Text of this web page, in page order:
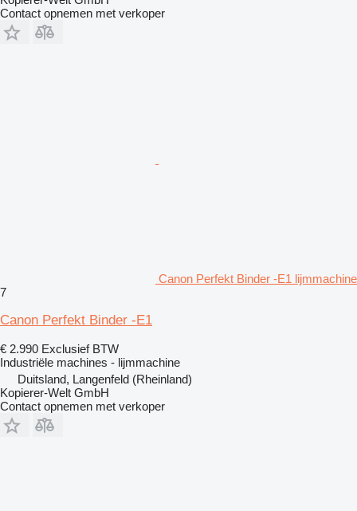
Contact opnemen met verkoper
Canon Perfekt Binder -E1 lijmmachine
7
Canon Perfekt Binder -E1
€ 2.990 Exclusief BTW
Industriële machines - lijmmachine
Duitsland, Langenfeld (Rheinland)
Kopierer-Welt GmbH
Contact opnemen met verkoper